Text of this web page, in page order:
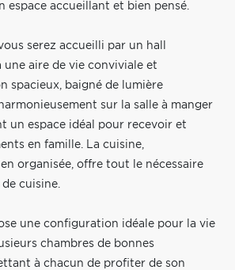
espace accueillant et bien pensé.
serez accueilli par un hall
une aire de vie conviviale et
spacieux, baigné de lumière
sur la salle à manger
un espace idéal pour recevoir et
en famille. La cuisine,
organisée, offre tout le nécessaire
cuisine.
une configuration idéale pour la vie
chambres de bonnes
à chacun de profiter de son